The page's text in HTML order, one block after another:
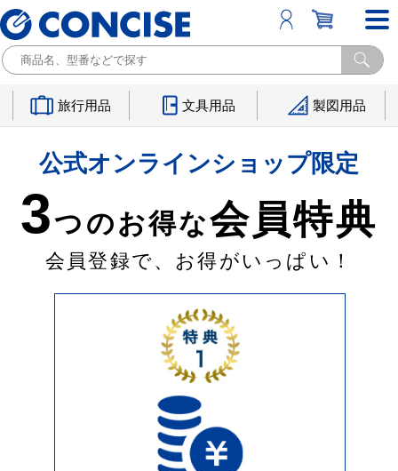
旅行用品 文具用品 製図用品
公式オンラインショップ限定
3つのお得な会員特典
会員登録で、お得がいっぱい！